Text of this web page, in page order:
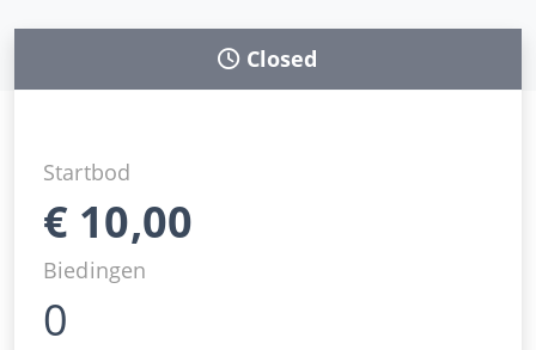
Closed
Startbod
€ 10,00
Biedingen
0